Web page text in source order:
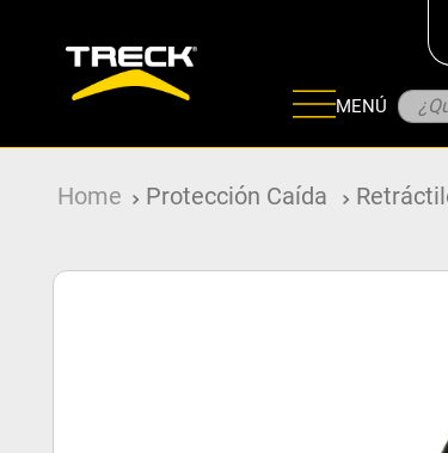
MENÚ
Protección Caída